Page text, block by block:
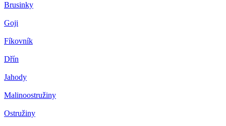
Brusinky
Goji
Fíkovník
Dřín
Jahody
Malinoostružiny
Ostružiny